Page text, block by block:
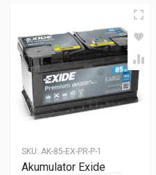
SKU: AK-85-EX-PR-P-1
Akumulator Exide